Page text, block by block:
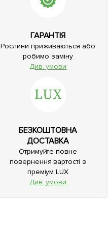
ГАРАНТІЯ
Рослини приживаються або
робимо заміну
Див. умови
БЕЗКОШТОВНА
ДОСТАВКА
Отримуйте повне
повернення вартості з
преміум LUX
Див. умови